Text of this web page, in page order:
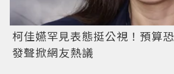
柯佳嬿罕見表態挺公視！預算
發聲掀網友熱議